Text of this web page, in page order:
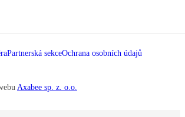
Partnerská sekceOchrana osobních údajů
Axabee sp. z. o.o.